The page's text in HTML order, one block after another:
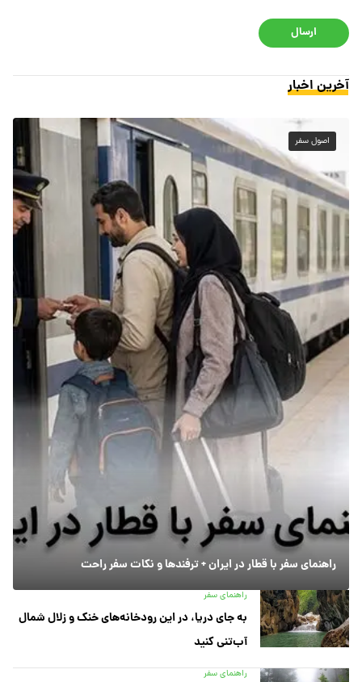
ارسال
آخرین اخبار
اصول سفر
راهنمای سفر با قطار در ایران + ترفندها و نکات سفر راحت
راهنمای سفر
به جای دریا، در این رودخانه‌های خنک و زلال شمال
آب‌تنی کنید
راهنمای سفر